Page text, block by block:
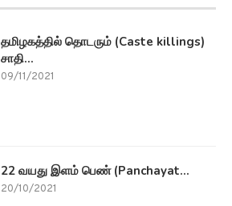
தமிழகத்தில் தொடரும் (Caste killings)
சாதி...
09/11/2021
22 வயது இளம் பெண் (Panchayat...
20/10/2021